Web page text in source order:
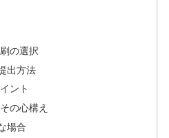
の選択
出方法
ント
の心構え
場合